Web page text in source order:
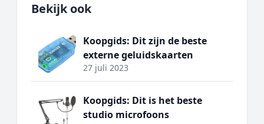
Bekijk ook
Koopgids: Dit zijn de beste
externe geluidskaarten
27 juli 2023
Koopgids: Dit is het beste
studio microfoons